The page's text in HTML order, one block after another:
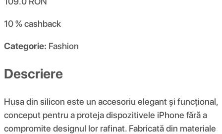
10 %cashback
Categorie: Fashion
Descriere
Husa din silicon este un accesoriu elegant și funcțional,
conceput pentru a proteja dispozitivele iPhone fără a
compromite designul lor rafinat. Fabricată din materiale